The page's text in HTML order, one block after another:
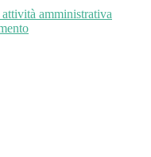
amministrativa